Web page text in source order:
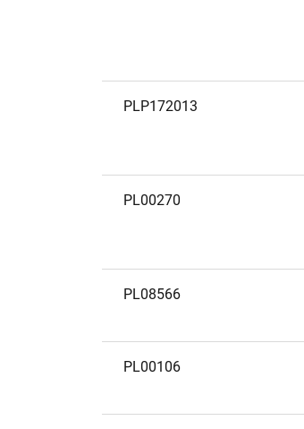
PLP172013
PL00270
PL08566
PL00106